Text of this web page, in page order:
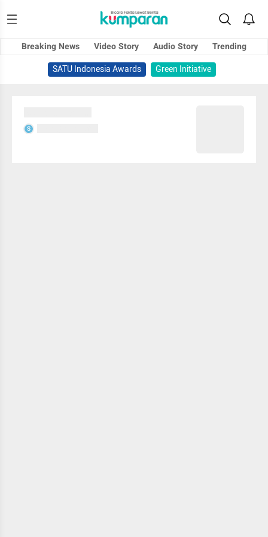
Breaking News Video Story Audio Story
Trending
SATU Indonesia Awards
Green Initiative
S